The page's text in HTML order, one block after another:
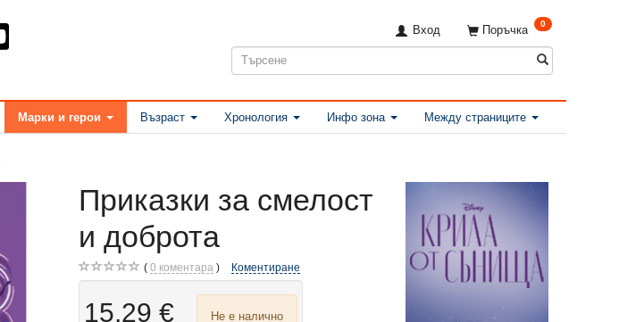
Поръчка 0
Вход
Марки и герои Възраст Хронология Инфо зона Между страниците
Приказки за смелост
и доброта
0 коментара Коментиране
15,29 €
Не е налично